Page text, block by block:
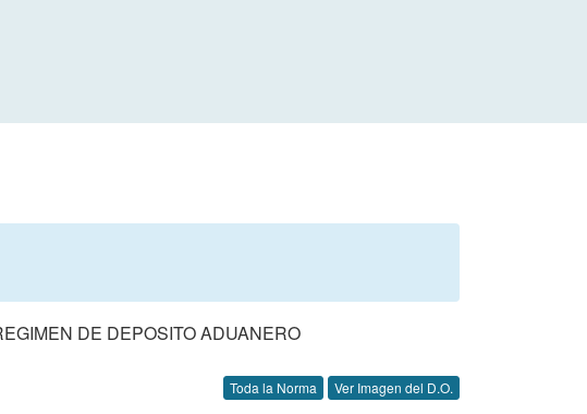
DE DEPOSITO ADUANERO
Toda la Norma Ver Imagen del D.O.